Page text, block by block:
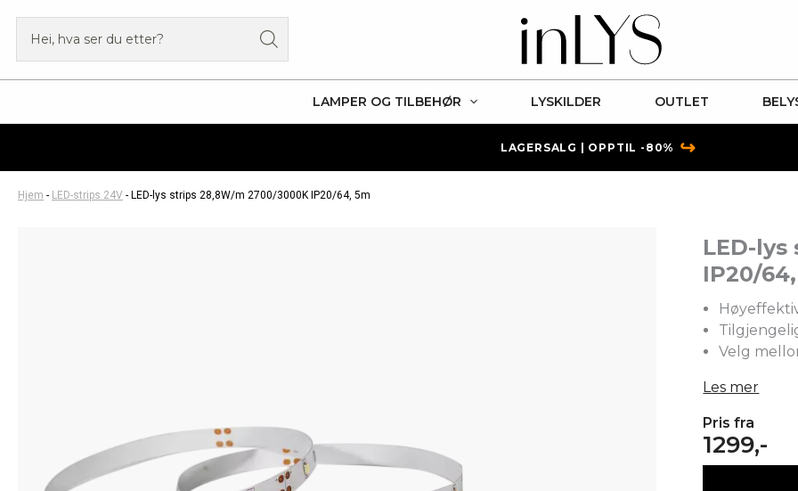
innholdet
search
LAMPER OG TILBEHØR LYSKILDER OUTLET
LAGERSALG | OPPTIL -80% ↪
Hjem - LED-strips 24V - LED-lys strips 28,8W/m 2700/3000K IP20/64, 5m
LED-
IP20/
Velg
Les mer
Pris fra
1299,-